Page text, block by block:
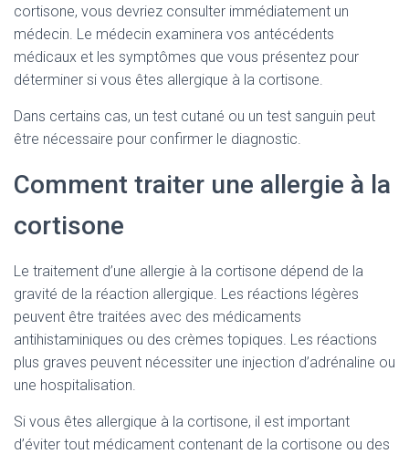
cortisone, vous devriez consulter immédiatement un
médecin. Le médecin examinera vos antécédents
médicaux et les symptômes que vous présentez pour
déterminer si vous êtes allergique à la cortisone.
Dans certains cas, un test cutané ou un test sanguin peut
être nécessaire pour confirmer le diagnostic.
Comment traiter une allergie à la
cortisone
Le traitement d’une allergie à la cortisone dépend de la
gravité de la réaction allergique. Les réactions légères
peuvent être traitées avec des médicaments
antihistaminiques ou des crèmes topiques. Les réactions
plus graves peuvent nécessiter une injection d’adrénaline ou
une hospitalisation.
Si vous êtes allergique à la cortisone, il est important
d’éviter tout médicament contenant de la cortisone ou des